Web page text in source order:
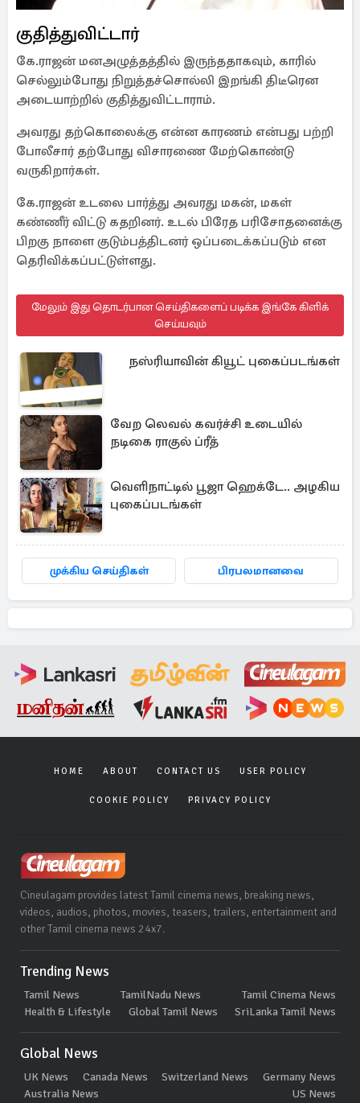
குதித்துவிட்டார்
கே.ராஜன் மனஅழுத்தத்தில் இருந்ததாகவும், காரில்
செல்லும்போது நிறுத்தச்சொல்லி இறங்கி திடீரென
அடையாற்றில் குதித்துவிட்டாராம்.
அவரது தற்கொலைக்கு என்ன காரணம் என்பது பற்றி
போலீசார் தற்போது விசாரணை மேற்கொண்டு
வருகிறார்கள்.
கே.ராஜன் உடலை பார்த்து அவரது மகன், மகள்
கண்ணீர் விட்டு கதறினர். உடல் பிரேத பரிசோதனைக்கு
பிறகு நாளை குடும்பத்திடனர் ஒப்படைக்கப்படும் என
தெரிவிக்கப்பட்டுள்ளது.
மேலும் இது தொடர்பான செய்திகளைப் படிக்க இங்கே கிளிக்
செய்யவும்
நஸ்ரியாவின் கியூட் புகைப்படங்கள்
வேற லெவல் கவர்ச்சி உடையில்
நடிகை ராகுல் ப்ரீத்
வெளிநாட்டில் பூஜா ஹெக்டே.. அழகிய
புகைப்படங்கள்
முக்கிய செய்திகள் பிரபலமானவை
HOME ABOUT CONTACT US USER POLICY
COOKIE POLICY PRIVACY POLICY
Cineulagam provides latest Tamil cinema news, breaking news,
videos, audios, photos, movies, teasers, trailers, entertainment and
other Tamil cinema news 24x7.
Trending News
Tamil News TamilNadu News
Tamil Cinema News
Health & Lifestyle
Global Tamil News SriLanka Tamil News
Global News
UK News Canada News Switzerland News
Germany News
Australia News
US News